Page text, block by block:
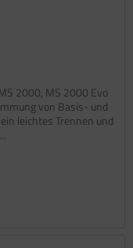
2000, MS 2000 Evo
von Basis- und
leichtes Trennen und